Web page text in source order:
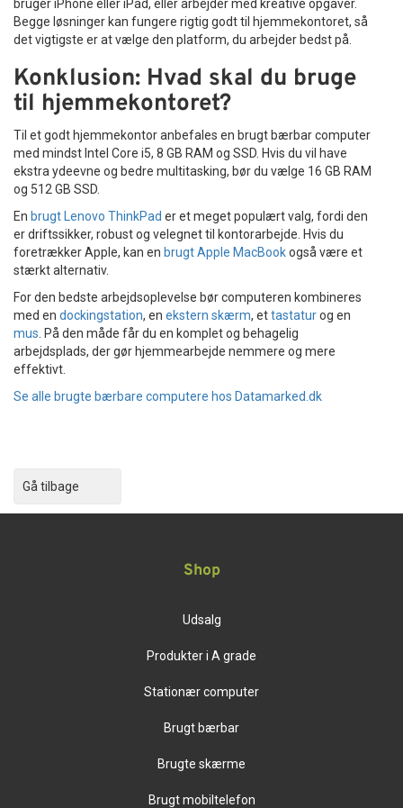
bruger iPhone eller iPad, eller arbejder med kreative opgaver.
Begge løsninger kan fungere rigtig godt til hjemmekontoret, så
det vigtigste er at vælge den platform, du arbejder bedst på.
Konklusion: Hvad skal du bruge
til hjemmekontoret?
Til et godt hjemmekontor anbefales en brugt bærbar computer
med mindst Intel Core i5, 8 GB RAM og SSD. Hvis du vil have
ekstra ydeevne og bedre multitasking, bør du vælge 16 GB RAM
og 512 GB SSD.
En brugt Lenovo ThinkPad er et meget populært valg, fordi den
er driftssikker, robust og velegnet til kontorarbejde. Hvis du
foretrækker Apple, kan en brugt Apple MacBookogså være et
stærkt alternativ.
For den bedste arbejdsoplevelse bør computeren kombineres
med en dockingstation, en ekstern skærm, ettastaturog en
mus . På den måde får du en komplet og behagelig
arbejdsplads, der gør hjemmearbejde nemmere og mere
effektivt.
Se alle brugte bærbare computere hos Datamarked.dk
Gå tilbage
Shop
Udsalg
Produkter i A grade
Stationær computer
Brugt bærbar
Brugte skærme
Brugt mobiltelefon